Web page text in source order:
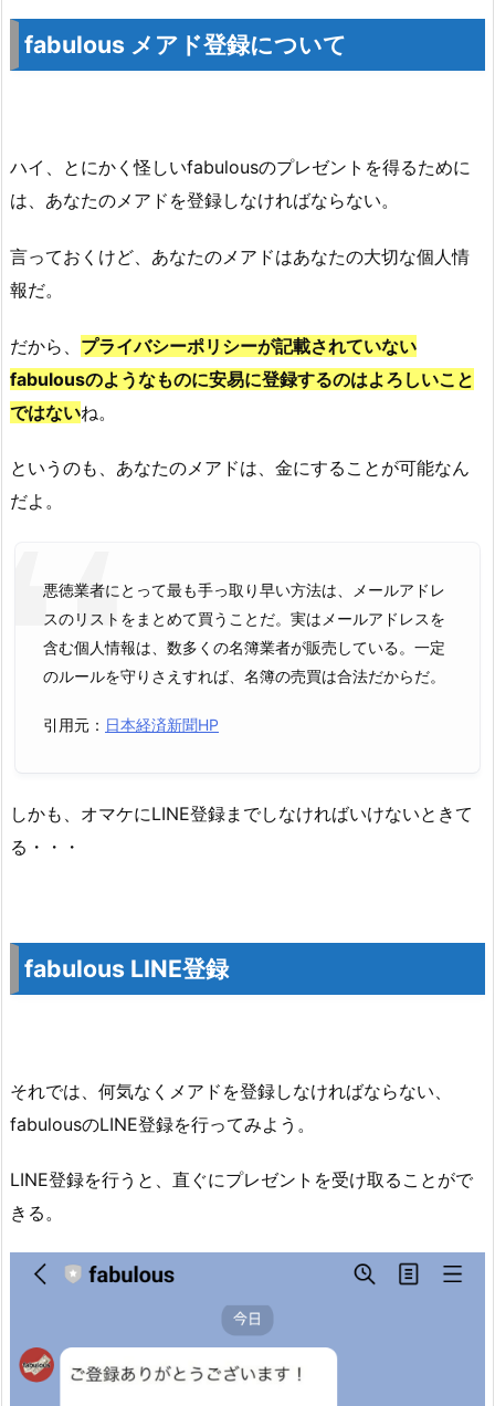
fabulous メアド登録について
ハイ、とにかく怪しいfabulousのプレゼントを得るために
は、あなたのメアドを登録しなければならない。
言っておくけど、あなたのメアドはあなたの大切な個人情
報だ。
だから、 プライバシーポリシーが記載されていない
fabulousのようなものに安易に登録するのはよろしいこと
ではないね。
というのも、あなたのメアドは、金にすることが可能なん
だよ。
悪徳業者にとって最も手っ取り早い方法は、メールアドレ
スのリストをまとめて買うことだ。実はメールアドレスを
含む個人情報は、数多くの名簿業者が販売している。一定
のルールを守りさえすれば、名簿の売買は合法だからだ。
引用元： 日本経済新聞HP
しかも、オマケにLINE登録までしなければいけないときて
る・・・
fabulous LINE登録
それでは、何気なくメアドを登録しなければならない、
fabulousのLINE登録を行ってみよう。
LINE登録を行うと、直ぐにプレゼントを受け取ることがで
きる。